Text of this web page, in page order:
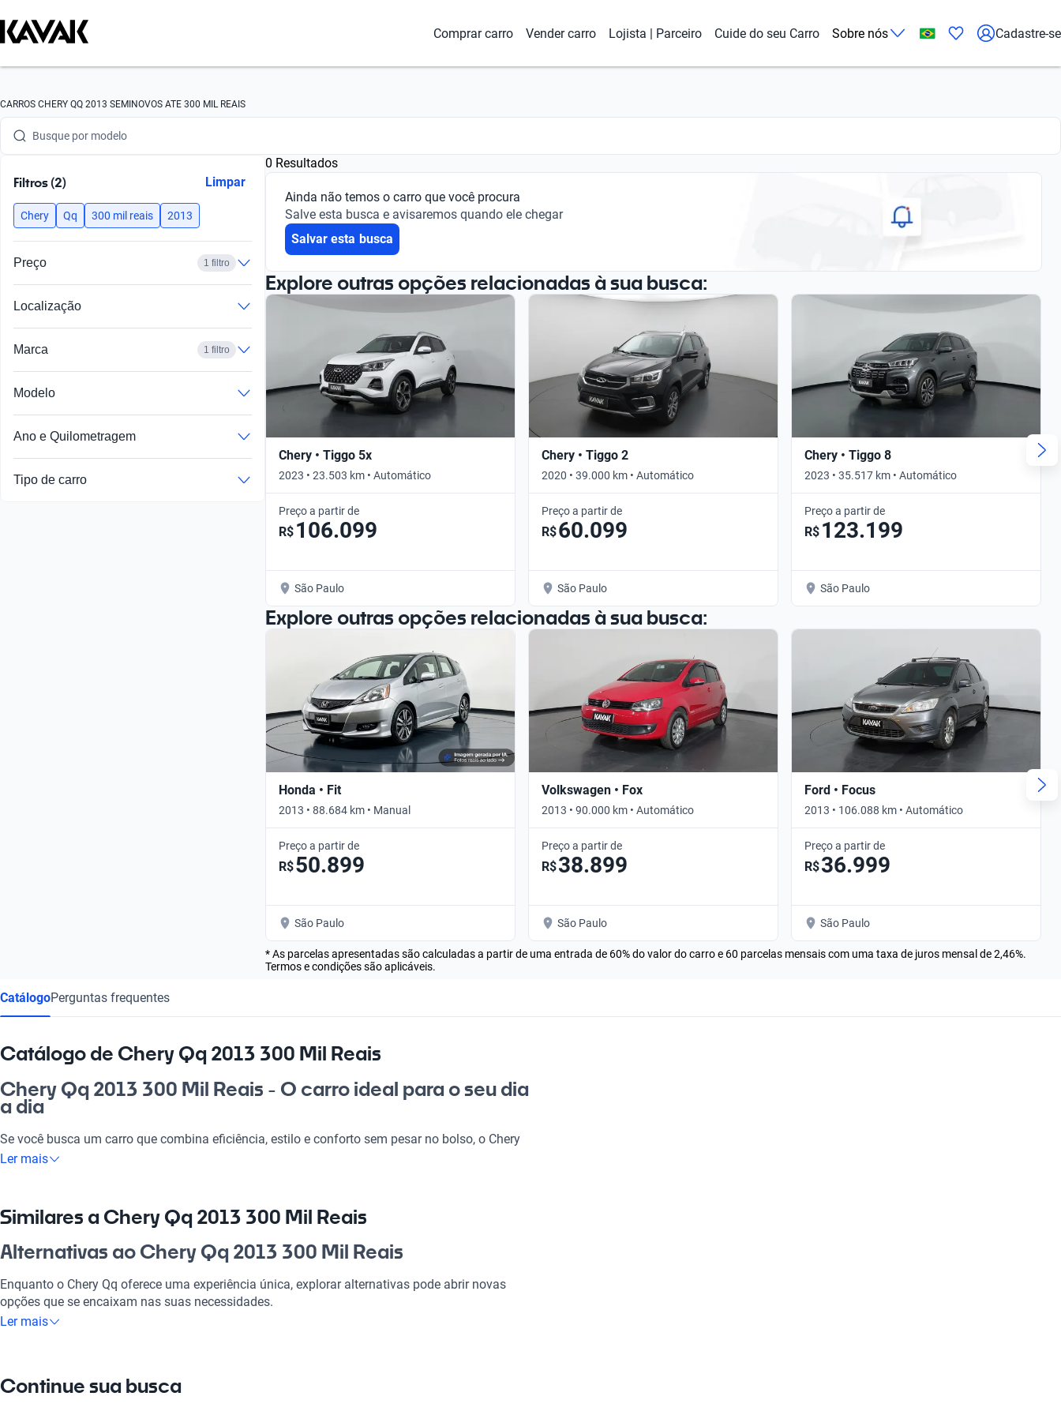
Comprar carro Vender carro Lojista | Parceiro Cuide do seu Carro Sobre nós Cadastre-se
CARROS CHERY QQ 2013 SEMINOVOS ATE 300 MIL REAIS
Busque por marca
Busque por modelo
Busque por ano
Busque por marca
Busque por versão
Busque por ano
Filtros (2) Limpar
Chery Qq 300 mil reais 2013
Preço 1 filtro
Localização
Marca 1 filtro
Modelo
Ano e Quilometragem
Tipo de carro
0 Resultados
Ainda não temos o carro que você procura
Salve esta busca e avisaremos quando ele chegar
Salvar esta busca
Explore outras opções relacionadas à sua busca:
Chery • Tiggo 5x
2023 • 23.503 km • Automático
Preço a partir de
R$ 106.099
São Paulo
Chery • Tiggo 2
2020 • 39.000 km • Automático
Preço a partir de
R$60.099
São Paulo
Chery • Tiggo 8
2023 • 35.517 km • Automático
Preço a partir de
R$ 123.199
São Paulo
Explore outras opções relacionadas à sua busca:
Honda • Fit
2013 • 88.684 km • Manual
Preço a partir de
R$50.899
São Paulo
Volkswagen • Fox
2013 • 90.000 km • Automático
Preço a partir de
R$38.899
São Paulo
Ford • Focus
2013 • 106.088 km • Automático
Preço a partir de
R$36.999
São Paulo
* As parcelas apresentadas são calculadas a partir de uma entrada de 60% do valor do carro e 60 parcelas mensais com uma taxa de juros mensal de 2,46%.
Termos e condições são aplicáveis.
CatálogoPerguntas frequentes
Catálogo de Chery Qq 2013 300 Mil Reais
Chery Qq 2013 300 Mil Reais - O carro ideal para o seu dia
a dia
Se você busca um carro que combina eficiência, estilo e conforto sem pesar no bolso, o Chery
Qq 2013 por 300 mil reais é a escolha certa! Ideal para o dia a dia, seja para ir ao trabalho, sair
e consumo otimizado, garantindo que cada centavo investido traga retorno em satisfação e
praticidade.
Por que escolher Chery Qq 2013 300 Mil Reais?
Tecnologia ao seu dispor
Desfrute da melhor tecnologia com Tecnologia moderna, fazendo de cada viagem uma
Ler mais
Similares a Chery Qq 2013 300 Mil Reais
Alternativas ao Chery Qq 2013 300 Mil Reais
Enquanto o Chery Qq oferece uma experiência única, explorar alternativas pode abrir novas
opções que se encaixam nas suas necessidades.
Chery Qq
Ler mais
Continue sua busca